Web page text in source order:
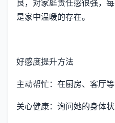
良，对家庭责任感很强，
是家中温暖的存在。
好感度提升方法
主动帮忙：在厨房、客厅
关心健康：询问她的身体